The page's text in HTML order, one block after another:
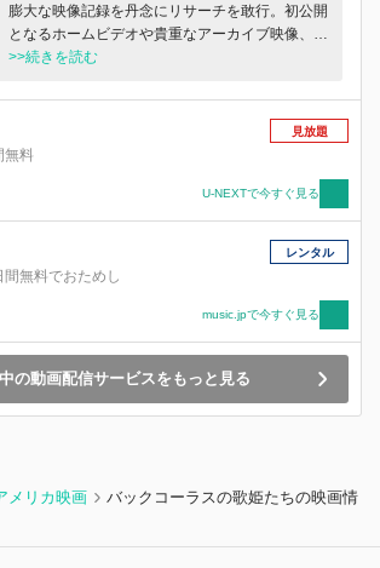
膨大な映像記録を丹念にリサーチを敢行。初公開
となるホームビデオや貴重なアーカイブ映像、未
発表音源とともに、家族、友人、仕事仲間などの
姿とは？その知られざる素顔に鋭く、フェアに迫
>>続きを読む
無料
見放題
U-NEXTで今すぐ見る
無料でおためし
レンタル
music.jpで今すぐ見る
の動画配信サービスをもっと見る
メリカ映画
バックコーラスの歌姫たちの映画情